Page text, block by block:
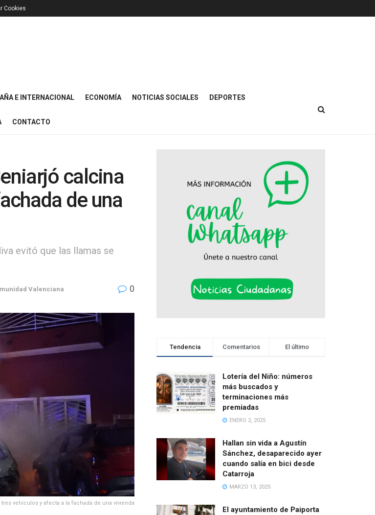
Cookies
E INTERNACIONAL ECONOMÍA NOTICIAS SOCIALES DEPORTES
CONTACTO
calcina
de una
evitó que las llamas se
Valenciana 0
vehículos y afecta a la fachada de una vivienda
Tendencia Comentarios El último
Lotería del Niño: números
más buscados y
terminaciones más
premiadas
ENERO 2, 2025
Hallan sin vida a Agustín
Sánchez, desaparecido ayer
cuando salía en bici desde
Catarroja
MARZO 13, 2025
El ayuntamiento de Paiporta